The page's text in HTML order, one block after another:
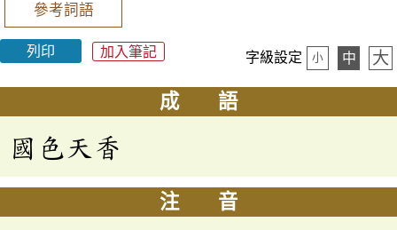
參考詞語
列印 加入筆記 字級設定 小 中 大
成 語
國色天香
注 音